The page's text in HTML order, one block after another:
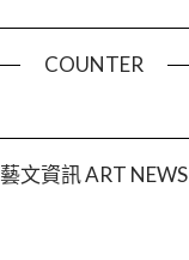
COUNTER
藝文資訊 ART NEWS